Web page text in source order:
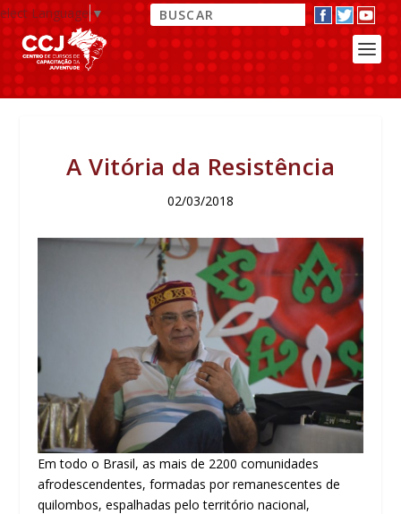
Language▼
A Vitória da Resistência
02/03/2018
Em todo o Brasil, as mais de 2200 comunidades
afrodescendentes, formadas por remanescentes de
quilombos, espalhadas pelo território nacional,